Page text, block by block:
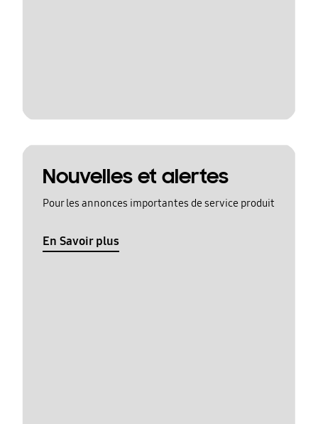
Nouvelles et alertes
Pour les annonces importantes de service produit
En Savoir plus